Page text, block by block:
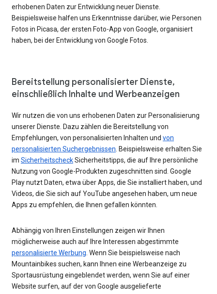
erhobenen Daten zur Entwicklung neuer Dienste.
Beispielsweise halfen uns Erkenntnisse darüber, wie Personen
Fotos in Picasa, der ersten Foto-App von Google, organisiert
haben, bei der Entwicklung von Google Fotos.
Bereitstellung personalisierter Dienste,
einschließlich Inhalte und Werbeanzeigen
Wir nutzen die von uns erhobenen Daten zur Personalisierung
unserer Dienste. Dazu zählen die Bereitstellung von
Empfehlungen, von personalisierten Inhalten und von
personalisierten Suchergebnissen . Beispielsweise erhalten Sie
im SicherheitscheckSicherheitstipps, die auf Ihre persönliche
Nutzung von Google-Produkten zugeschnitten sind. Google
Play nutzt Daten, etwa über Apps, die Sie installiert haben, und
Videos, die Sie sich auf YouTube angesehen haben, um neue
Apps zu empfehlen, die Ihnen gefallen könnten.
Abhängig von Ihren Einstellungen zeigen wir Ihnen
möglicherweise auch auf Ihre Interessen abgestimmte
personalisierte Werbung . Wenn Sie beispielsweise nach
Mountainbikes suchen, kann Ihnen eine Werbeanzeige zu
Sportausrüstung eingeblendet werden, wenn Sie auf einer
Website surfen, auf der von Google ausgelieferte